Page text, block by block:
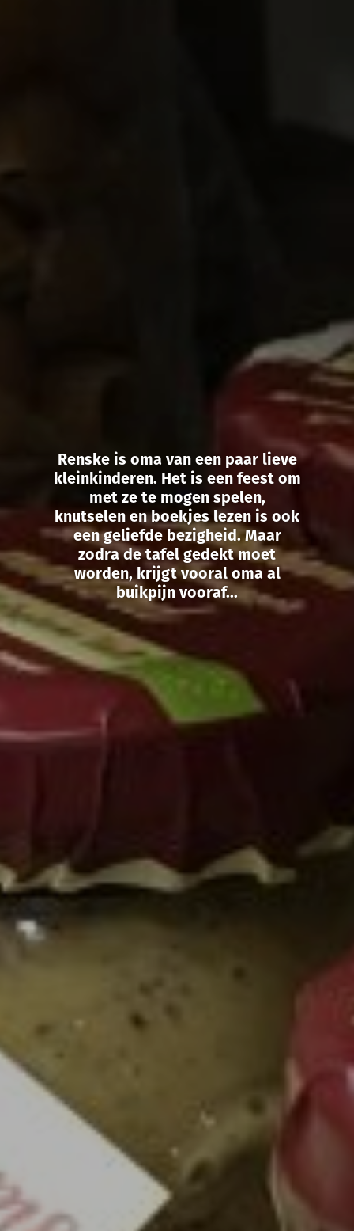
Renske is oma van een paar lieve
kleinkinderen. Het is een feest om
met ze te mogen spelen,
knutselen en boekjes lezen is ook
een geliefde bezigheid. Maar
zodra de tafel gedekt moet
worden, krijgt vooral oma al
buikpijn vooraf...